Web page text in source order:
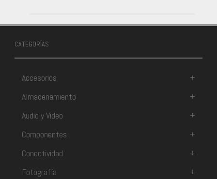
CATEGORÍAS
Accesorios
+
Almacenamiento
+
Audio y Video
+
Componentes
+
Conectividad
+
Fotografía
+